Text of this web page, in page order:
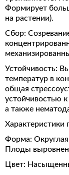
Формирует
на растении).
Сбор:
Устойчивость:
температур в
общая
устойчивостью
а также
Характеристики
Форма:
Плоды
Цвет: